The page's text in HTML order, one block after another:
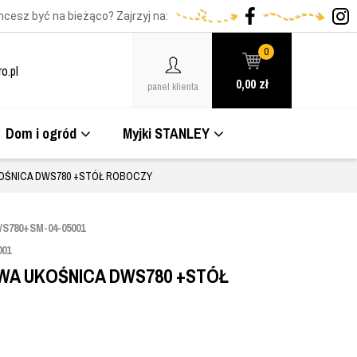
być na bieżąco? Zajrzyj na:
panel klienta
0
0,00 zł
Dom i ogród Myjki STANLEY
DWS780 +STÓŁ ROBOCZY
04-05001
UKOŚNICA DWS780 +STÓŁ